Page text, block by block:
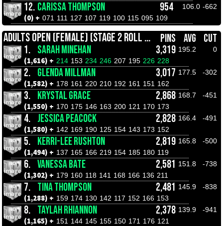
12. CARISSA THOMPSON 954 106.0 -662
(0) + 071 111 127 107 119 100 115 095 109
ADULTS OPEN (FEMALE) (STAGE 2 ROLL OFFS) PINS AVG
CUT
1. SARAH MINEHAN 3,319 195.2 0
(1,616) + 214 153 234 246 207 195 226 228
2. GLENDA MILLMAN 3,017 177.5 -302
(1,582) + 178 161 220 210 192 161 151 162
3. KRYSTAL GRACE 2,868 168.7 -451
(1,550) + 170 175 146 163 200 121 170 173
4. JESSICA PEACOCK 2,828 166.4 -491
(1,580) + 142 169 190 125 154 143 173 152
5. KERRI-LEE RUSHTON 2,819 165.8 -500
(1,494) + 137 165 166 219 154 185 180 119
6. VANESSA BATE 2,581 151.8 -738
(1,302) + 179 160 118 141 168 166 136 211
7. TINA THOMPSON 2,481 145.9 -838
(1,288) + 159 174 130 142 117 152 166 153
8. TAYLAH RHIANNON 2,378 139.9 -941
(1,165) + 151 144 145 155 150 171 176 121